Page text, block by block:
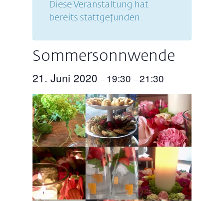
Diese Veranstaltung hat
bereits stattgefunden.
Sommersonnwende
21. Juni 2020 – 19:30 –21:30